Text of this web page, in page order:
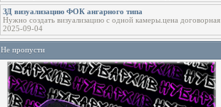
ЗД визуализацию ФОК ангарного типа
Нужно создать визуализацию с одной камеры.цена договорная
2025-09-04
Не пропусти